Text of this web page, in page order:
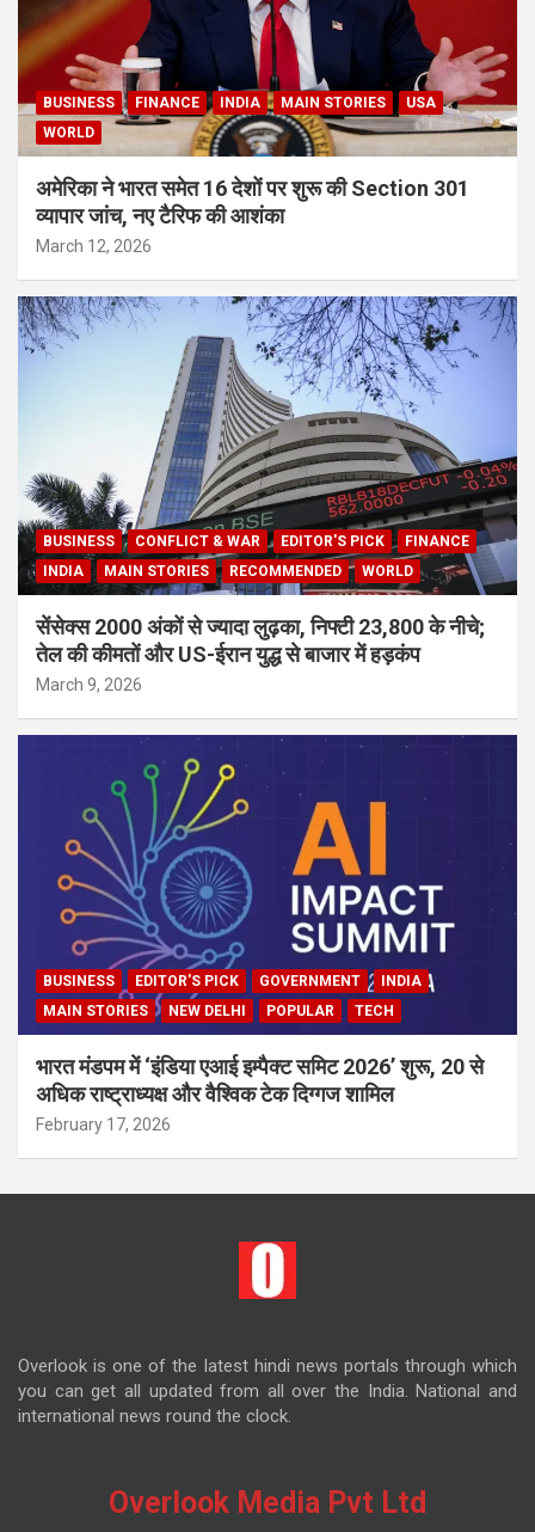
BUSINESS FINANCE INDIA MAIN STORIES
USA
WORLD
अमेरिका ने भारत समेत 16 देशों पर शुरू की Section 301
व्यापार जांच, नए टैरिफ की आशंका
March 12, 2026
BUSINESS CONFLICT & WAR EDITOR'S PICK
FINANCE
INDIA
MAIN STORIES RECOMMENDED WORLD
सेंसेक्स 2000 अंकों से ज्यादा लुढ़का, निफ्टी 23,800 के नीचे;
तेल की कीमतों और US-ईरान युद्ध से बाजार में हड़कंप
March 9, 2026
BUSINESS EDITOR'S PICK GOVERNMENT
INDIA
MAIN STORIES
NEW DELHI POPULAR TECH
भारत मंडपम में ‘इंडिया एआई इम्पैक्ट समिट 2026’ शुरू, 20 से
अधिक राष्ट्राध्यक्ष और वैश्विक टेक दिग्गज शामिल
February 17, 2026
Overlook is one of the latest hindi news portals through which
you can get all updated from all over the India. National and
international news round the clock.
Overlook Media Pvt Ltd